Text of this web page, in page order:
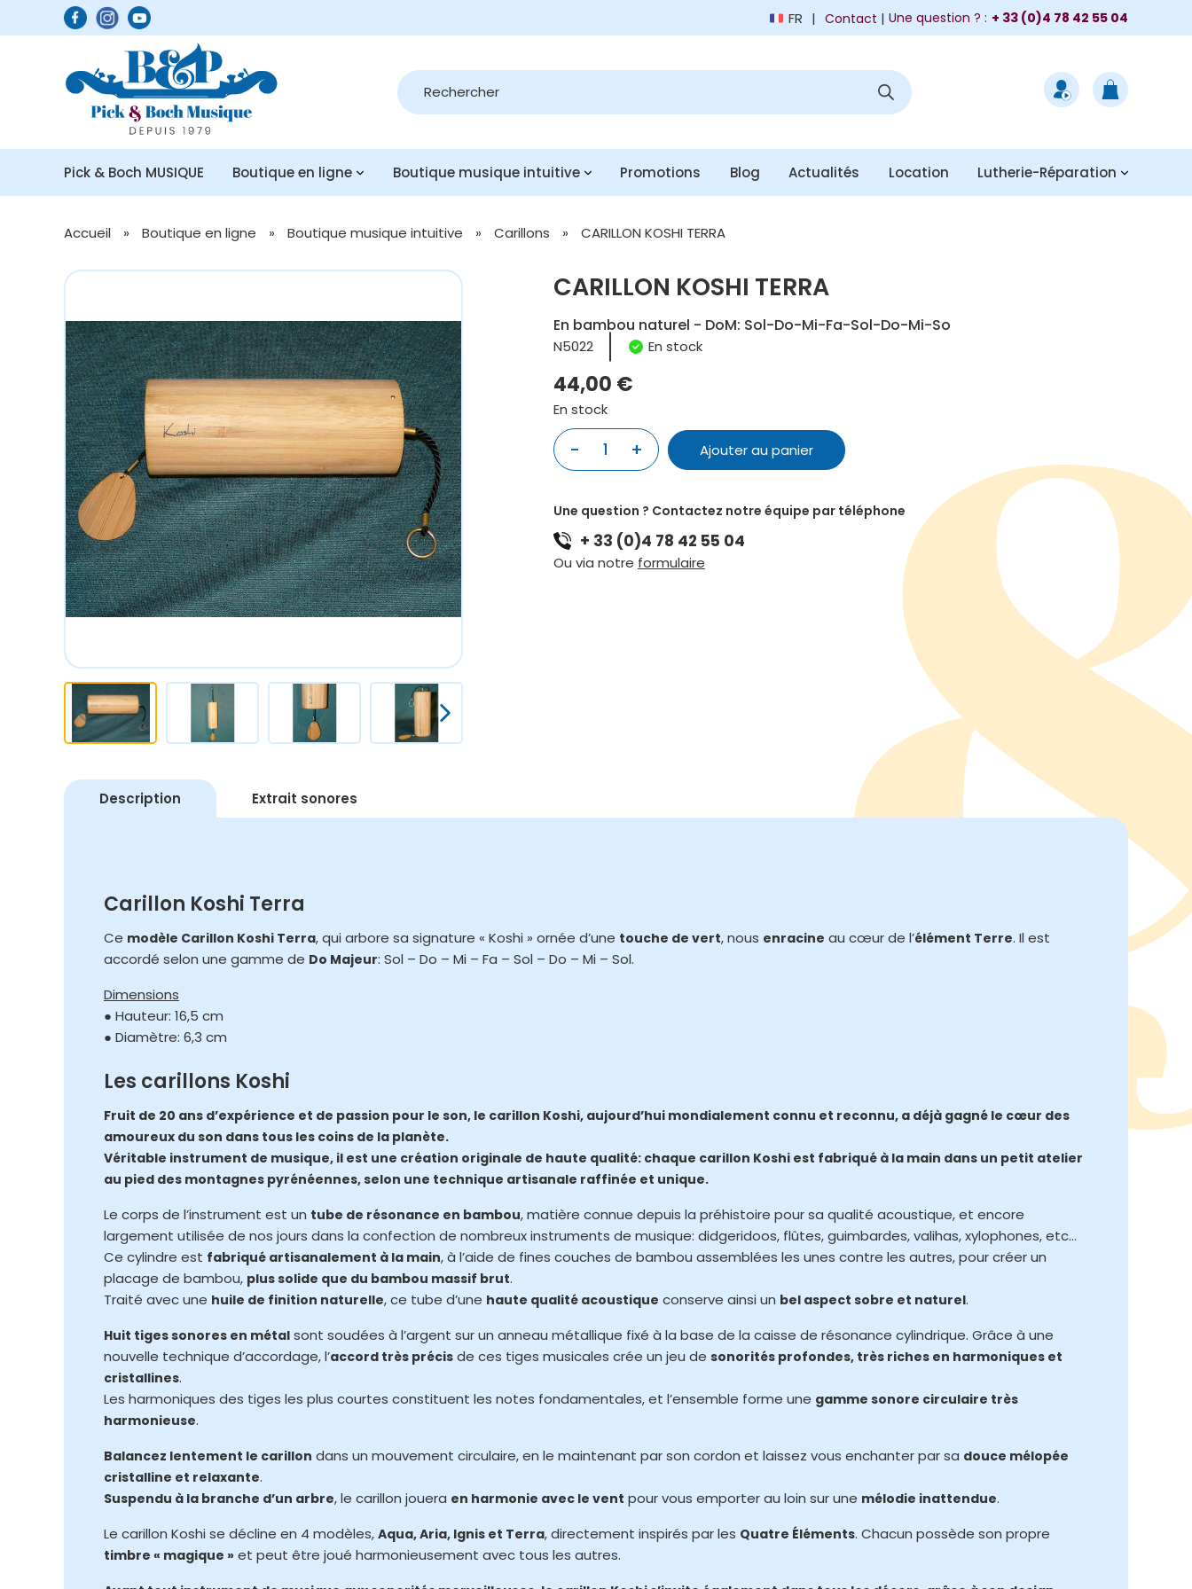
FR Contact | Une question ? : + 33 (0)4 78 42 55 04
Recherche
de
produits
Pick & Boch MUSIQUE Boutique en ligne Boutique musique intuitive Promotions Blog Actualités Location Lutherie-Réparation
Accueil » Boutique en ligne » Boutique musique intuitive » Carillons » CARILLON KOSHI TERRA
CARILLON KOSHI TERRA
En bambou naturel - DoM: Sol-Do-Mi-Fa-Sol-Do-Mi-So
N5022 En stock
44,00 €
En stock
-
quantité
KOSHI
TERRA
+ Ajouter au panier
Une question ? Contactez notre équipe par téléphone
+ 33 (0)4 78 42 55 04
Ou via notre formulaire
Description Extrait sonores
Carillon Koshi Terra
Ce modèle Carillon Koshi Terra, qui arbore sa signature « Koshi » ornée d’une touche de vert, nous enracine au cœur de l’élément Terre. Il est
accordé selon une gamme de Do Majeur: Sol – Do – Mi – Fa – Sol – Do – Mi – Sol.
Dimensions
● Hauteur: 16,5 cm
● Diamètre: 6,3 cm
Les carillons Koshi
Fruit de 20 ans d’expérience et de passion pour le son, le carillon Koshi, aujourd’hui mondialement connu et reconnu, a déjà gagné le cœur des
amoureux du son dans tous les coins de la planète.
Véritable instrument de musique, il est une création originale de haute qualité: chaque carillon Koshi est fabriqué à la main dans un petit atelier
au pied des montagnes pyrénéennes, selon une technique artisanale raffinée et unique.
Le corps de l’instrument est un tube de résonance en bambou, matière connue depuis la préhistoire pour sa qualité acoustique, et encore
largement utilisée de nos jours dans la confection de nombreux instruments de musique: didgeridoos, flûtes, guimbardes, valihas, xylophones, etc…
Ce cylindre est fabriqué artisanalement à la main, à l’aide de fines couches de bambou assemblées les unes contre les autres, pour créer un
placage de bambou, plus solide que du bambou massif brut.
Traité avec une huile de finition naturelle, ce tube d’une haute qualité acoustique conserve ainsi un bel aspect sobre et naturel.
Huit tiges sonores en métal sont soudées à l’argent sur un anneau métallique fixé à la base de la caisse de résonance cylindrique. Grâce à une
nouvelle technique d’accordage, l’accord très précis de ces tiges musicales crée un jeu de sonorités profondes, très riches en harmoniques et
cristallines.
Les harmoniques des tiges les plus courtes constituent les notes fondamentales, et l’ensemble forme une gamme sonore circulaire très
harmonieuse.
Balancez lentement le carillon dans un mouvement circulaire, en le maintenant par son cordon et laissez vous enchanter par sa douce mélopée
cristalline et relaxante.
Suspendu à la branche d’un arbre, le carillon jouera en harmonie avec le vent pour vous emporter au loin sur une mélodie inattendue.
Le carillon Koshi se décline en 4 modèles, Aqua, Aria, Ignis et Terra, directement inspirés par les Quatre Éléments. Chacun possède son propre
timbre « magique » et peut être joué harmonieusement avec tous les autres.